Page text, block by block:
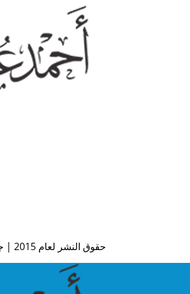
© حقوق النشر لعام 2015 | جميع الحقوق محفوظة | تطوير